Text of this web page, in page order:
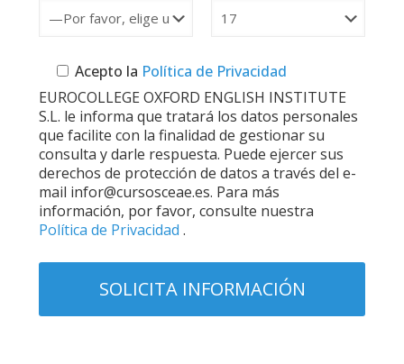
Acepto la Política de Privacidad
EUROCOLLEGE OXFORD ENGLISH INSTITUTE
S.L. le informa que tratará los datos personales
que facilite con la finalidad de gestionar su
consulta y darle respuesta. Puede ejercer sus
derechos de protección de datos a través del e-
mail infor@cursosceae.es. Para más
información, por favor, consulte nuestra
Política de Privacidad .